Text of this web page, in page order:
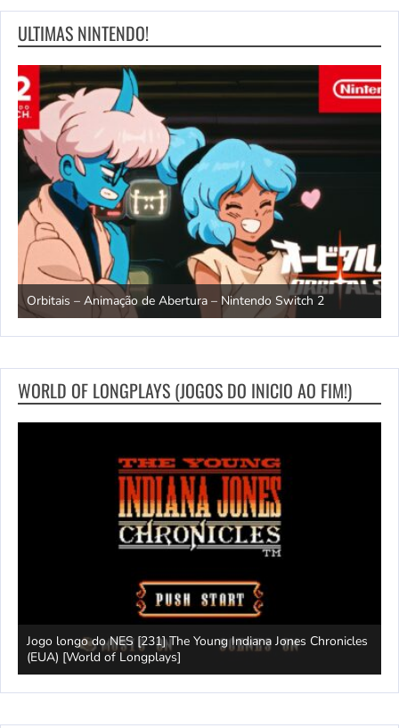
ULTIMAS NINTENDO!
Orbitais – Animação de Abertura – Nintendo Switch 2
WORLD OF LONGPLAYS (JOGOS DO INICIO AO FIM!)
Jogo longo do NES [231] The Young Indiana Jones Chronicles
(EUA) [World of Longplays]